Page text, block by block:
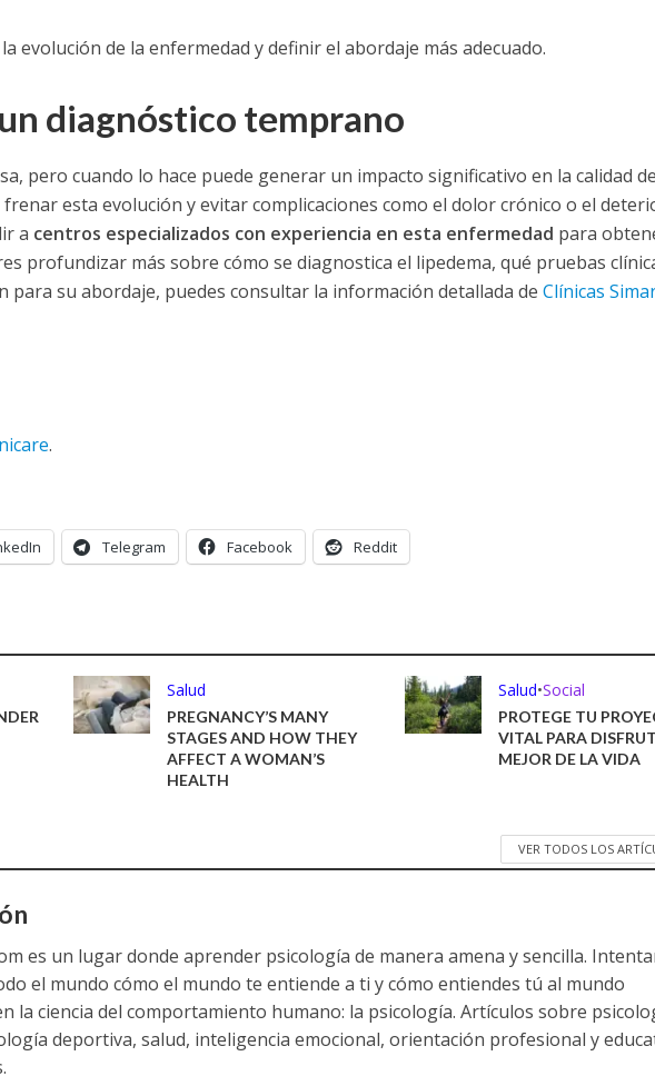
evolución de la enfermedad y definir el abordaje más adecuado.
diagnóstico temprano
pero cuando lo hace puede generar un impacto significativo en la calidad
esta evolución y evitar complicaciones como el dolor crónico o el
a centros especializados con experiencia en esta enfermedad para
profundizar más sobre cómo se diagnostica el lipedema, qué pruebas
para su abordaje, puedes consultar la información detallada de Clínicas
.
Telegram Facebook Reddit
Salud
PREGNANCY’S MANY
STAGES AND HOW THEY
AFFECT A WOMAN’S
HEALTH
Salud•Social
PROTEGE TU
VITAL PARA
MEJOR DE LA VIDA
VER TODOS LOS
es un lugar donde aprender psicología de manera amena y sencilla.
el mundo cómo el mundo te entiende a ti y cómo entiendes tú al mundo
la ciencia del comportamiento humano: la psicología. Artículos sobre
deportiva, salud, inteligencia emocional, orientación profesional y